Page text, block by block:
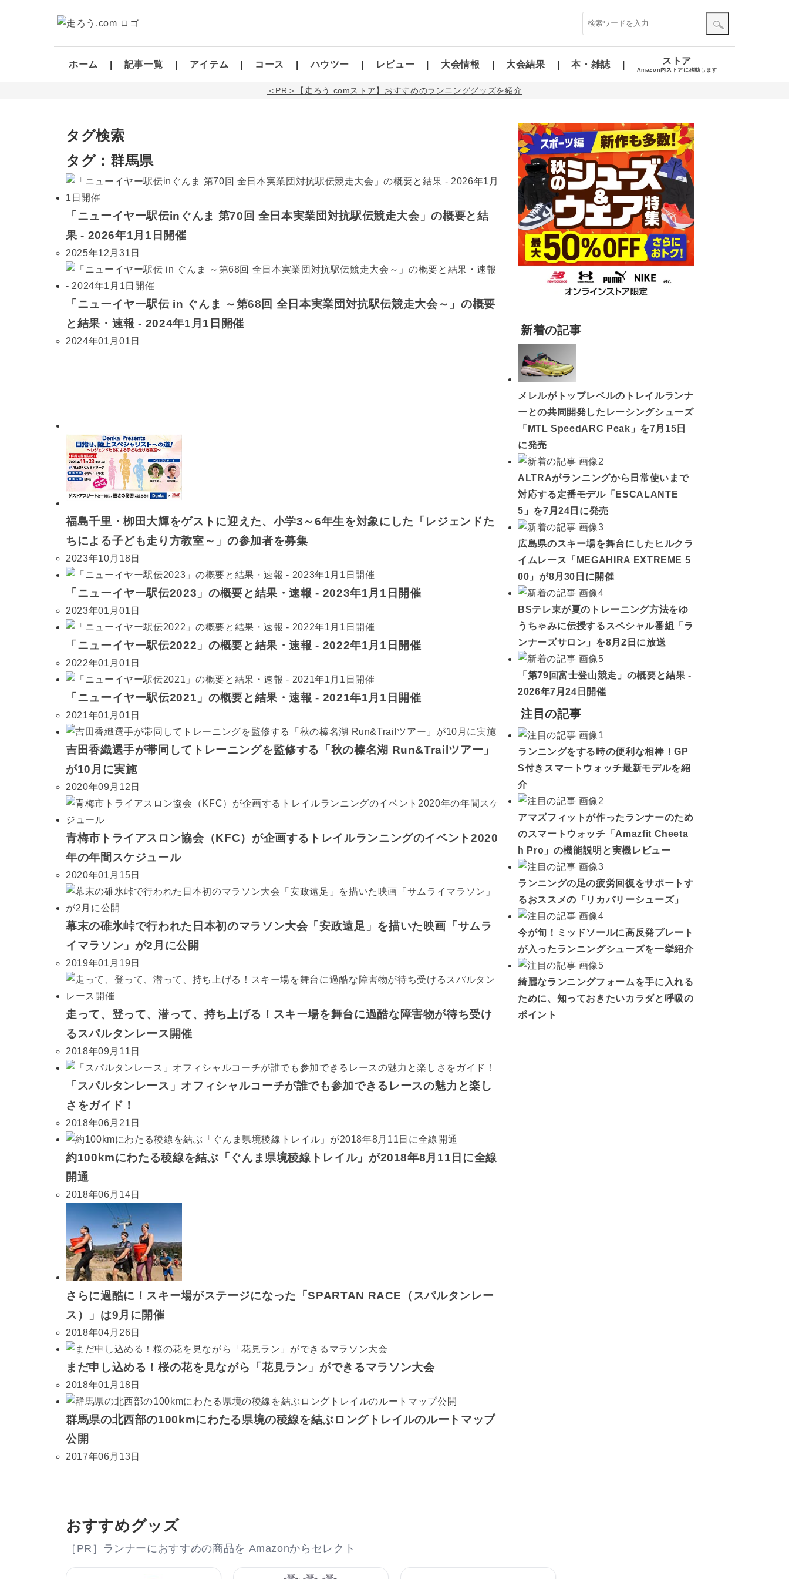
ホーム 記事一覧 アイテム コース ハウツー レビュー 大会情報 大会結果 本・雑誌 ストア
Amazon内ストアに移動します
＜PR＞【走ろう.comストア】おすすめのランニンググッズを紹介
タグ検索
タグ：群馬県
「ニューイヤー駅伝inぐんま 第70回 全日本実業団対抗駅伝競走大会」の概要と結
果 - 2026年1月1日開催
2025年12月31日
「ニューイヤー駅伝 in ぐんま ～第68回 全日本実業団対抗駅伝競走大会～」の概要
と結果・速報 - 2024年1月1日開催
2024年01月01日
福島千里・栁田大輝をゲストに迎えた、小学3～6年生を対象にした「レジェンドた
ちによる子ども走り方教室～」の参加者を募集
2023年10月18日
「ニューイヤー駅伝2023」の概要と結果・速報 - 2023年1月1日開催
2023年01月01日
「ニューイヤー駅伝2022」の概要と結果・速報 - 2022年1月1日開催
2022年01月01日
「ニューイヤー駅伝2021」の概要と結果・速報 - 2021年1月1日開催
2021年01月01日
吉田香織選手が帯同してトレーニングを監修する「秋の榛名湖 Run&Trailツアー」
が10月に実施
2020年09月12日
青梅市トライアスロン協会（KFC）が企画するトレイルランニングのイベント2020
年の年間スケジュール
2020年01月15日
幕末の碓氷峠で行われた日本初のマラソン大会「安政遠足」を描いた映画「サムラ
イマラソン」が2月に公開
2019年01月19日
走って、登って、潜って、持ち上げる！スキー場を舞台に過酷な障害物が待ち受け
るスパルタンレース開催
2018年09月11日
「スパルタンレース」オフィシャルコーチが誰でも参加できるレースの魅力と楽し
さをガイド！
2018年06月21日
約100kmにわたる稜線を結ぶ「ぐんま県境稜線トレイル」が2018年8月11日に全線
開通
2018年06月14日
さらに過酷に！スキー場がステージになった「SPARTAN RACE（スパルタンレー
ス）」は9月に開催
2018年04月26日
まだ申し込める！桜の花を見ながら「花見ラン」ができるマラソン大会
2018年01月18日
群馬県の北西部の100kmにわたる県境の稜線を結ぶロングトレイルのルートマップ
公開
2017年06月13日
新着の記事
メレルがトップレベルのトレイルランナ
ーとの共同開発したレーシングシューズ
「MTL SpeedARC Peak」を7月15日
に発売
ALTRAがランニングから日常使いまで
対応する定番モデル「ESCALANTE
5」を7月24日に発売
広島県のスキー場を舞台にしたヒルクラ
イムレース「MEGAHIRA EXTREME 5
00」が8月30日に開催
BSテレ東が夏のトレーニング方法をゆ
うちゃみに伝授するスペシャル番組「ラ
ンナーズサロン」を8月2日に放送
「第79回富士登山競走」の概要と結果 -
2026年7月24日開催
注目の記事
ランニングをする時の便利な相棒！GP
S付きスマートウォッチ最新モデルを紹
介
アマズフィットが作ったランナーのため
のスマートウォッチ「Amazfit Cheeta
h Pro」の機能説明と実機レビュー
ランニングの足の疲労回復をサポートす
るおススメの「リカバリーシューズ」
今が旬！ミッドソールに高反発プレート
が入ったランニングシューズを一挙紹介
綺麗なランニングフォームを手に入れる
ために、知っておきたいカラダと呼吸の
ポイント
おすすめグッズ
［PR］ランナーにおすすめの商品を Amazonからセレクト